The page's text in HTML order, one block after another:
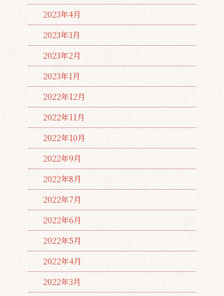
2023年4月
2023年3月
2023年2月
2023年1月
2022年12月
2022年11月
2022年10月
2022年9月
2022年8月
2022年7月
2022年6月
2022年5月
2022年4月
2022年3月